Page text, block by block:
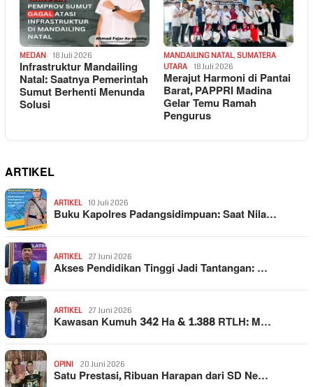
MEDAN 18 Juli 2026
Infrastruktur Mandailing
Natal: Saatnya Pemerintah
Sumut Berhenti Menunda
Solusi
MANDAILING NATAL, SUMATERA
UTARA
18 Juli 2026
Merajut Harmoni di Pantai
Barat, PAPPRI Madina
Gelar Temu Ramah
Pengurus
ARTIKEL
ARTIKEL 10 Juli 2026
Buku Kapolres Padangsidimpuan: Saat Nila…
ARTIKEL 27 Juni 2026
Akses Pendidikan Tinggi Jadi Tantangan: …
ARTIKEL 27 Juni 2026
Kawasan Kumuh 342 Ha & 1.388 RTLH: M…
OPINI 20 Juni 2026
Satu Prestasi, Ribuan Harapan dari SD Ne…